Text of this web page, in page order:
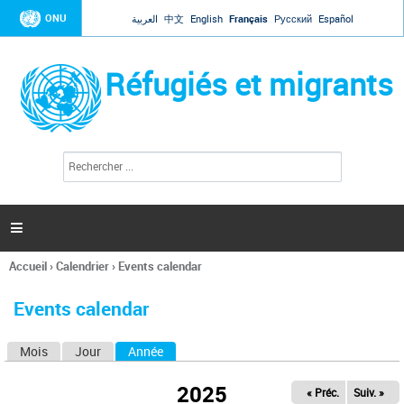
Jump to navigation
ONU العربية 中文 English Français Русский Español
Réfugiés et migrants
l
c
h
e

Vous
ici
Accueil›Calendrier› Events calendar
Events calendar
Mois Jour Année
2025 « Préc. Suiv. »